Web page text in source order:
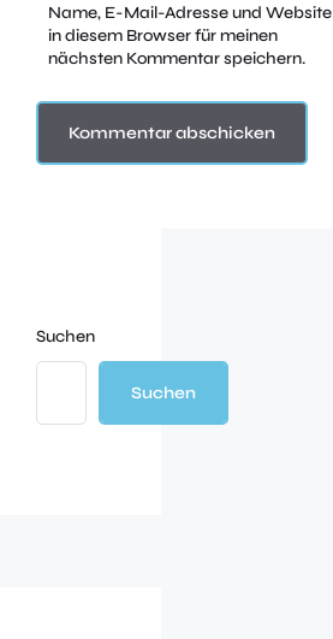
Name, E-Mail-Adresse und Website
in diesem Browser für meinen
nächsten Kommentar speichern.
Suchen
Suchen